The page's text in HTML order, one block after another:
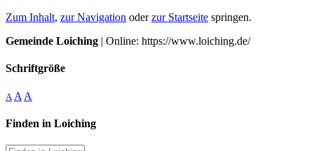
Zum Inhalt, zur Navigation oderzur Startseite springen.
Gemeinde Loiching | Online: https://www.loiching.de/
Schriftgröße
A A A
Finden in Loiching